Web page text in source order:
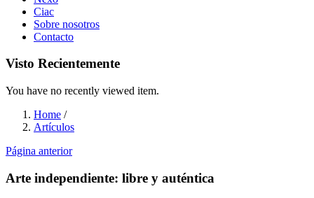
Ciac
Sobre nosotros
Contacto
Visto Recientemente
You have no recently viewed item.
Home /
Artículos
Página anterior
Arte independiente: libre y auténtica